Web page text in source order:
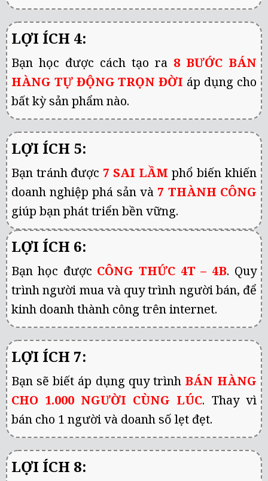
LỢI ÍCH 4:
Bạn học được cách tạo ra 8 BƯỚC BÁN
HÀNG TỰ ĐỘNG TRỌN ĐỜI áp dụng cho
bất kỳ sản phẩm nào.
LỢI ÍCH 5:
Bạn tránh được 7 SAI LẦM phổ biến khiến
doanh nghiệp phá sản và 7 THÀNH CÔNG
giúp bạn phát triển bền vững.
LỢI ÍCH 6:
Bạn học được CÔNG THỨC 4T – 4B. Quy
trình người mua và quy trình người bán, để
kinh doanh thành công trên internet.
LỢI ÍCH 7:
Bạn sẽ biết áp dụng quy trình BÁN HÀNG
CHO 1.000 NGƯỜI CÙNG LÚC. Thay vì
bán cho 1 người và doanh số lẹt đẹt.
LỢI ÍCH 8: